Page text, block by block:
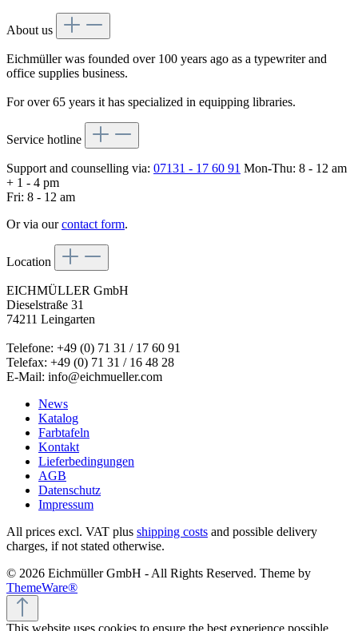
About us
Eichmüller was founded over 100 years ago as a typewriter and
office supplies business.
For over 65 years it has specialized in equipping libraries.
Service hotline
Support and counselling via: 07131 - 17 60 91 Mon-Thu: 8 - 12 am
+ 1 - 4 pm
Fri: 8 - 12 am
Or via ourcontact form.
Location
EICHMÜLLER GmbH
Dieselstraße 31
74211 Leingarten
Telefone: +49 (0) 71 31 / 17 60 91
Telefax: +49 (0) 71 31 / 16 48 28
E-Mail: info@eichmueller.com
News
Katalog
Farbtafeln
Kontakt
Lieferbedingungen
AGB
Datenschutz
Impressum
All prices excl. VAT plus shipping costs and possible delivery
charges, if not stated otherwise.
© 2026 Eichmüller GmbH - All Rights Reserved. Theme by
ThemeWare®
This website uses cookies to ensure the best experience possible.